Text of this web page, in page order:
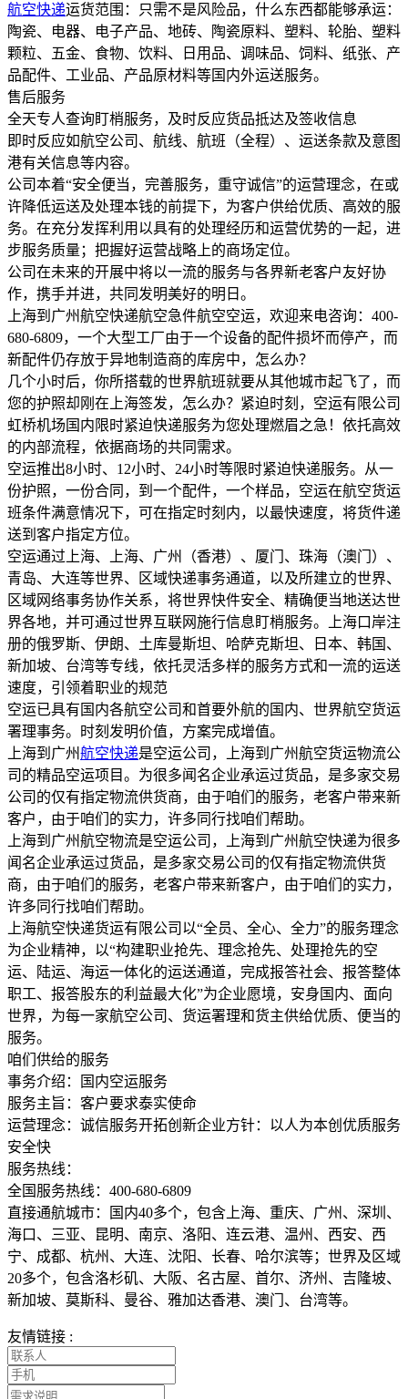
航空快递运货范围：只需不是风险品，什么东西都能够承运：
陶瓷、电器、电子产品、地砖、陶瓷原料、塑料、轮胎、塑料
颗粒、五金、食物、饮料、日用品、调味品、饲料、纸张、产
品配件、工业品、产品原材料等国内外运送服务。
售后服务
全天专人查询盯梢服务，及时反应货品抵达及签收信息
即时反应如航空公司、航线、航班（全程）、运送条款及意图
港有关信息等内容。
公司本着“安全便当，完善服务，重守诚信”的运营理念，在或
许降低运送及处理本钱的前提下，为客户供给优质、高效的服
务。在充分发挥利用以具有的处理经历和运营优势的一起，进
步服务质量；把握好运营战略上的商场定位。
公司在未来的开展中将以一流的服务与各界新老客户友好协
作，携手并进，共同发明美好的明日。
上海到广州航空快递航空急件航空空运，欢迎来电咨询：400-
680-6809，一个大型工厂由于一个设备的配件损坏而停产，而
新配件仍存放于异地制造商的库房中，怎么办？
几个小时后，你所搭载的世界航班就要从其他城市起飞了，而
您的护照却刚在上海签发，怎么办？紧迫时刻，空运有限公司
虹桥机场国内限时紧迫快递服务为您处理燃眉之急！依托高效
的内部流程，依据商场的共同需求。
空运推出8小时、12小时、24小时等限时紧迫快递服务。从一
份护照，一份合同，到一个配件，一个样品，空运在航空货运
班条件满意情况下，可在指定时刻内，以最快速度，将货件递
送到客户指定方位。
空运通过上海、上海、广州（香港）、厦门、珠海（澳门）、
青岛、大连等世界、区域快递事务通道，以及所建立的世界、
区域网络事务协作关系，将世界快件安全、精确便当地送达世
界各地，并可通过世界互联网施行信息盯梢服务。上海口岸注
册的俄罗斯、伊朗、土库曼斯坦、哈萨克斯坦、日本、韩国、
新加坡、台湾等专线，依托灵活多样的服务方式和一流的运送
速度，引领着职业的规范
空运已具有国内各航空公司和首要外航的国内、世界航空货运
署理事务。时刻发明价值，方案完成增值。
上海到广州航空快递是空运公司，上海到广州航空货运物流公
司的精品空运项目。为很多闻名企业承运过货品，是多家交易
公司的仅有指定物流供货商，由于咱们的服务，老客户带来新
客户，由于咱们的实力，许多同行找咱们帮助。
上海到广州航空物流是空运公司，上海到广州航空快递为很多
闻名企业承运过货品，是多家交易公司的仅有指定物流供货
商，由于咱们的服务，老客户带来新客户，由于咱们的实力，
许多同行找咱们帮助。
上海航空快递货运有限公司以“全员、全心、全力”的服务理念
为企业精神，以“构建职业抢先、理念抢先、处理抢先的空
运、陆运、海运一体化的运送通道，完成报答社会、报答整体
职工、报答股东的利益最大化”为企业愿境，安身国内、面向
世界，为每一家航空公司、货运署理和货主供给优质、便当的
服务。
咱们供给的服务
事务介绍：国内空运服务
服务主旨：客户要求泰实使命
运营理念：诚信服务开拓创新企业方针：以人为本创优质服务
安全快
服务热线：
全国服务热线：400-680-6809
直接通航城市：国内40多个，包含上海、重庆、广州、深圳、
海口、三亚、昆明、南京、洛阳、连云港、温州、西安、西
宁、成都、杭州、大连、沈阳、长春、哈尔滨等；世界及区域
20多个，包含洛杉矶、大阪、名古屋、首尔、济州、吉隆坡、
新加坡、莫斯科、曼谷、雅加达香港、澳门、台湾等。
友情链接 :